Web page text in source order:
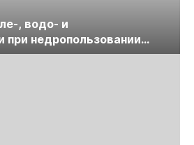
, водо- и
при недропользовании
«ПравоТЭК»